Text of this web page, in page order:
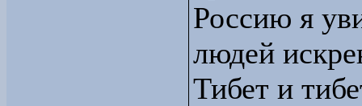
Россию я
людей
Тибет и